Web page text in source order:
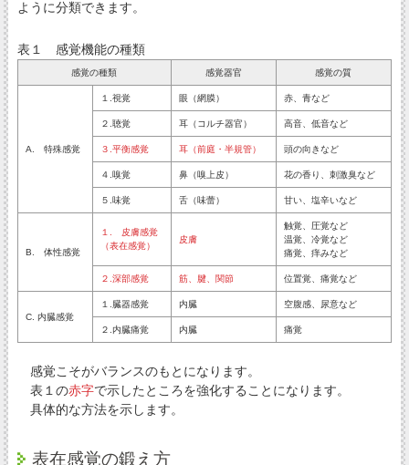
ように分類できます。
表１ 感覚機能の種類
感覚の種類 感覚器官 感覚の質
A. 特殊感覚
１.視覚 眼（網膜） 赤、青など
２.聴覚 耳（コルチ器官） 高音、低音など
３.平衡感覚 耳（前庭・半規管） 頭の向きなど
４.嗅覚 鼻（嗅上皮） 花の香り、刺激臭など
５.味覚 舌（味蕾） 甘い、塩辛いなど
B. 体性感覚
１. 皮膚感覚
（表在感覚）
皮膚
触覚、圧覚など
温覚、冷覚など
痛覚、痒みなど
２.深部感覚 筋、腱、関節 位置覚、痛覚など
C. 内臓感覚
１.臓器感覚 内臓 空腹感、尿意など
２.内臓痛覚 内臓 痛覚
感覚こそがバランスのもとになります。
表１の赤字で示したところを強化することになります。
具体的な方法を示します。
表在感覚の鍛え方